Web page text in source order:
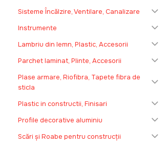
Sisteme Încălzire, Ventilare, Canalizare
Instrumente
Lambriu din lemn, Plastic, Accesorii
Parchet laminat, Plinte, Accesorii
Plase armare, Riofibra, Tapete fibra de
sticla
Plastic in constructii, Finisari
Profile decorative aluminiu
Scări și Roabe pentru construcții